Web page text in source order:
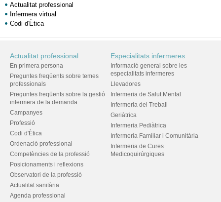
Actualitat professional
Infermera virtual
Codi d'Ètica
Actualitat professional
En primera persona
Preguntes freqüents sobre temes
professionals
Preguntes freqüents sobre la gestió
infermera de la demanda
Campanyes
Professió
Codi d'Ètica
Ordenació professional
Competències de la professió
Posicionaments i reflexions
Observatori de la professió
Actualitat sanitària
Agenda professional
Especialitats infermeres
Informació general sobre les
especialitats infermeres
Llevadores
Infermeria de Salut Mental
Infermeria del Treball
Geriàtrica
Infermeria Pediàtrica
Infermeria Familiar i Comunitària
Infermeria de Cures
Medicoquirúrgiques